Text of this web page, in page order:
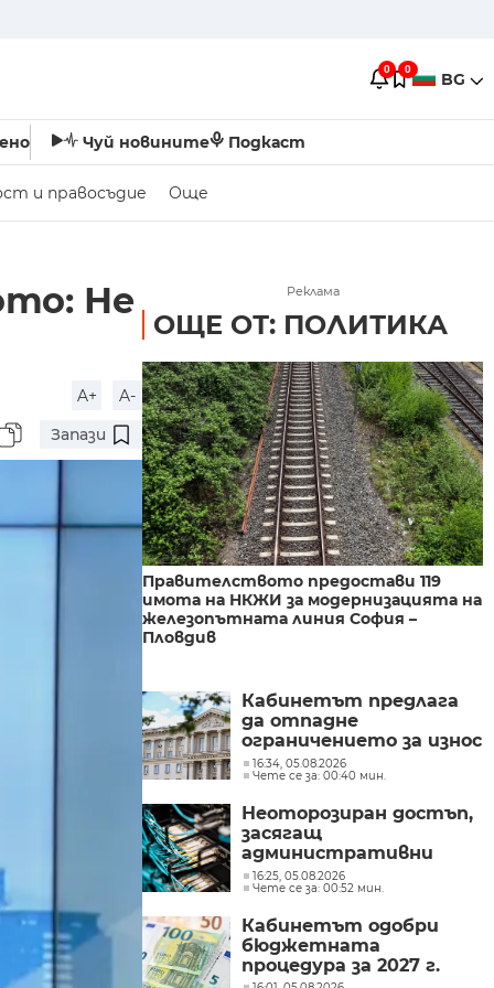
0 0 BG
Чуй новините Подкаст
и правосъдие Още
Не
A+
A-
Запази
Реклама
ОЩЕ ОТ: ПОЛИТИКА
Правителството предостави 119
имота на НКЖИ за модернизацията на
железопътната линия София –
Пловдив
Кабинетът предлага
да отпадне
ограничението за износ
на нефтопродукти за
ЕС
16:34, 05.08.2026
Чете се за: 00:40 мин.
Неоторозиран достъп,
засягащ
административни
мрежи, засякоха от
Министерството на
иновациите
16:25, 05.08.2026
Чете се за: 00:52 мин.
Кабинетът одобри
бюджетната
процедура за 2027 г.